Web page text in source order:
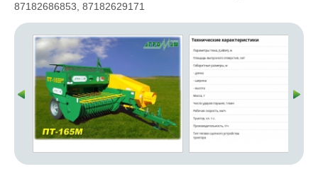
87182686853, 87182629171